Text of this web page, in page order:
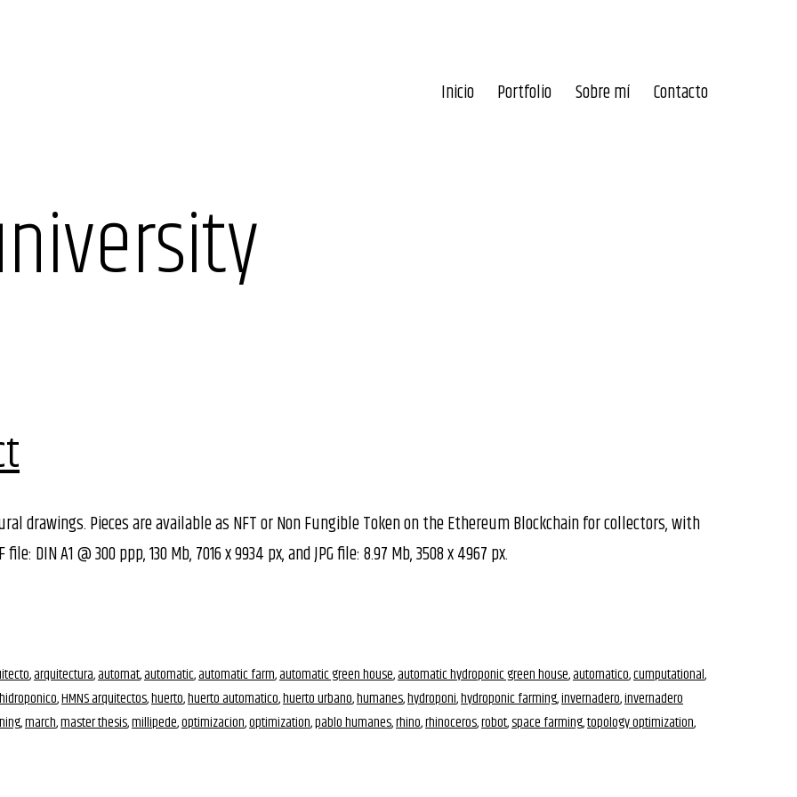
Inicio Portfolio Sobre mí Contacto
drawings. Pieces are available as NFT or Non Fungible Token on the Ethereum Blockchain for collectors, with
DIN A1 @ 300 ppp, 130 Mb, 7016 x 9934 px, and JPG file: 8.97 Mb, 3508 x 4967 px.
,arquitectura,automat,automatic,automatic farm,automatic green house,automatic hydroponic green house,automatico,cumputational,
hidroponico,HMNS arquitectos,huerto,huerto automatico,huerto urbano,humanes,hydroponi,hydroponic farming,invernadero,invernadero
,march,master thesis,millipede,optimizacion,optimization,pablo humanes,rhino,rhinoceros,robot,space farming,topology optimization,